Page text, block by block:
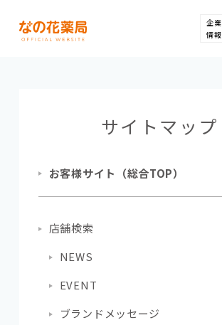
企業
情報
サイトマップ
お客様サイト（総合TOP）
店舗検索
NEWS
EVENT
ブランドメッセージ